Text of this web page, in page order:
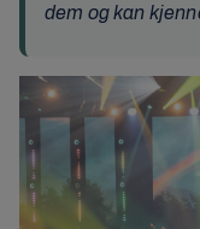
dem og kan